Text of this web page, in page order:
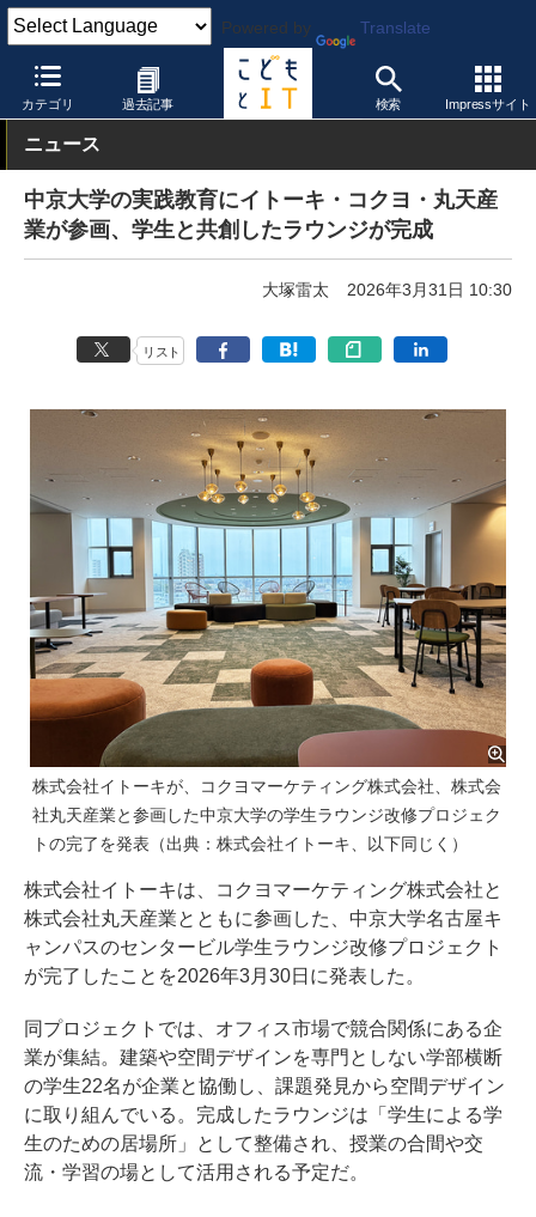
Powered by Translate
カテゴリ 過去記事 検索 Impressサイト
こどもとIT 教育実践・事例
ニュース
中京大学の実践教育にイトーキ・コクヨ・丸天産
業が参画、学生と共創したラウンジが完成
大塚雷太 2026年3月31日 10:30
リスト
株式会社イトーキが、コクヨマーケティング株式会社、株式会
社丸天産業と参画した中京大学の学生ラウンジ改修プロジェク
トの完了を発表（出典：株式会社イトーキ、以下同じく）
株式会社イトーキは、コクヨマーケティング株式会社と
株式会社丸天産業とともに参画した、中京大学名古屋キ
ャンパスのセンタービル学生ラウンジ改修プロジェクト
が完了したことを2026年3月30日に発表した。
同プロジェクトでは、オフィス市場で競合関係にある企
業が集結。建築や空間デザインを専門としない学部横断
の学生22名が企業と協働し、課題発見から空間デザイン
に取り組んでいる。完成したラウンジは「学生による学
生のための居場所」として整備され、授業の合間や交
流・学習の場として活用される予定だ。